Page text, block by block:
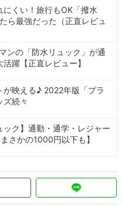
にくい！旅行もOK「撥水
ら最強だった（正直レビュ
ンの「防水リュック」が通
躍【正直レビュー】
が映える♪ 2022年版「プラ
ズ続々
ック】通勤・通学・レジャー
さかの1000円以下も】